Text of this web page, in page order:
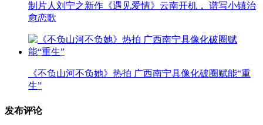
制片人刘宁之新作《遇见爱情》云南开机， 谱写小镇治
愈恋歌
《不负山河不负她》热拍 广西南宁具像化破圈赋能“重
生”
发布评论